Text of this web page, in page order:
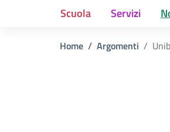
Scuola Servizi
Home Argomenti